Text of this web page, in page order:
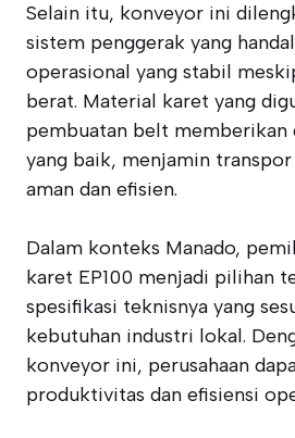
Selain itu, konveyor ini
sistem penggerak yang
operasional yang stabil
berat. Material karet yang
pembuatan belt memberikan
yang baik, menjamin
aman dan efisien.
Dalam konteks Manado,
karet EP100 menjadi pilihan
spesifikasi teknisnya yang
kebutuhan industri lokal.
konveyor ini, perusahaan
produktivitas dan efisiensi